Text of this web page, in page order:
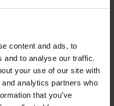
content and ads, to
and to analyse our traffic.
your use of our site with
analytics partners who
that you’ve